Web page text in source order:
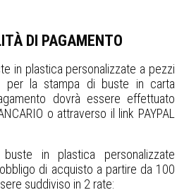
DI PAGAMENTO
in plastica personalizzate a pezzi
per la stampa di buste in carta
dovrà essere effettuato
o attraverso il link PAYPAL
in plastica personalizzate
di acquisto a partire da 100
suddiviso in 2 rate: